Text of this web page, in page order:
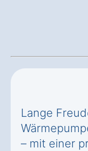
Lange
– mit einer